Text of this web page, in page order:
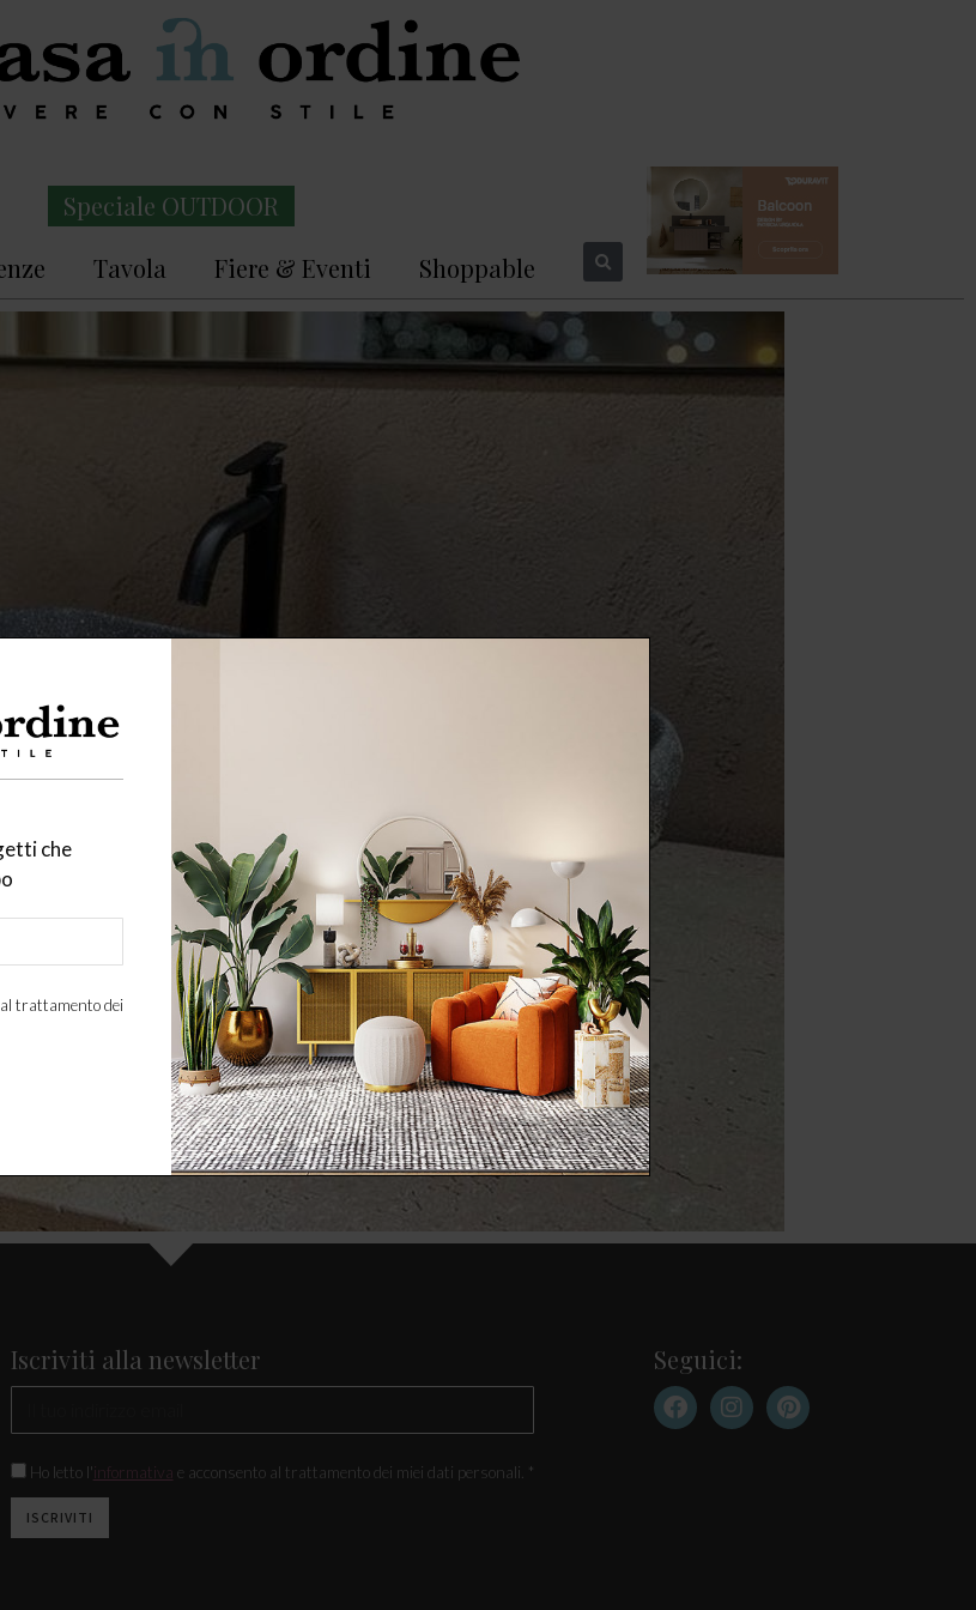
Speciale OUTDOOR
Tavola Fiere & Eventi Shoppable
Iscriviti alla newsletter
Ho letto l'informativa e acconsento al trattamento dei miei dati personali. *
Seguici:
che
trattamento dei